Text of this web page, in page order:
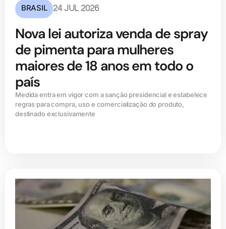
BRASIL 24 JUL 2026
Nova lei autoriza venda de spray
de pimenta para mulheres
maiores de 18 anos em todo o
país
Medida entra em vigor com a sanção presidencial e estabelece
regras para compra, uso e comercialização do produto,
destinado exclusivamente